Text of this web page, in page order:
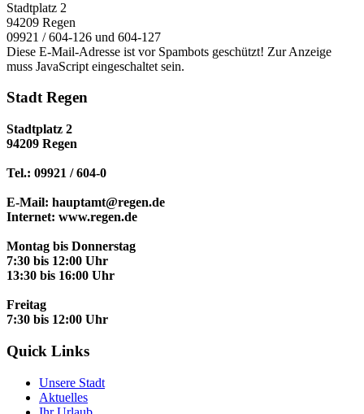
Stadtplatz 2
94209 Regen
09921 / 604-126 und 604-127
Diese E-Mail-Adresse ist vor Spambots geschützt! Zur Anzeige
muss JavaScript eingeschaltet sein.
Stadt Regen
Stadtplatz 2
94209 Regen
Tel.: 09921 / 604-0
E-Mail: hauptamt@regen.de
Internet: www.regen.de
Montag bis Donnerstag
7:30 bis 12:00 Uhr
13:30 bis 16:00 Uhr
Freitag
7:30 bis 12:00 Uhr
Quick Links
Unsere Stadt
Aktuelles